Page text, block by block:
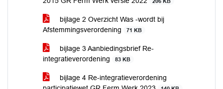
bijlage 2 Overzicht Was -wordt bij
Afstemmingsverordening
71 KB
bijlage 3 Aanbiedingsbrief Re-
integratieverordening
83 KB
bijlage 4 Re-integratieverordening